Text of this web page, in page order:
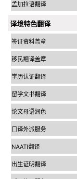
孟加拉语翻译
译境特色翻译
签证资料盖章
移民翻译盖章
学历认证翻译
留学文书翻译
论文母语润色
口译外派服务
NAATI翻译
出生证明翻译